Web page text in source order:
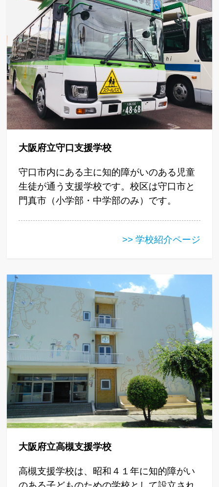
大阪府立守口支援学校
守口市内にある主に知的障がいのある児童
生徒が通う支援学校です。校区は守口市と
門真市（小学部・中学部のみ）です。
>> 学校紹介ページ
大阪府立高槻支援学校
高槻支援学校は、昭和４１年に知的障がい